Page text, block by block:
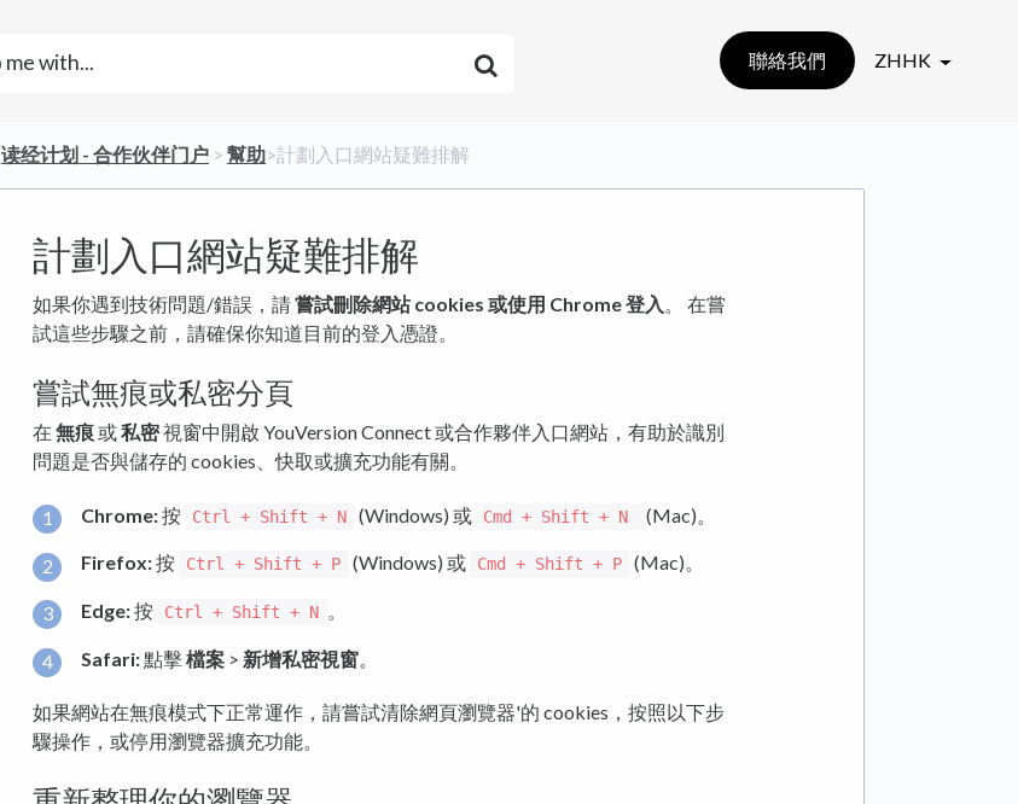
聯絡我們 ZHHK
​读经计划 - 合作伙伴门户 ​ > ​ ​幫助​>​ 計劃入口網站疑難排解
計劃入口網站疑難排解
如果你遇到技術問題/錯誤，請嘗試刪除網站 cookies 或使用 Chrome 登入 。 在嘗
試這些步驟之前，請確保你知道目前的登入憑證。
嘗試無痕或私密分頁
在 無痕或私密視窗中開啟 YouVersion Connect 或合作夥伴入口網站，有助於識別
問題是否與儲存的 cookies、快取或擴充功能有關。
Chrome:按 Ctrl + Shift + N (Windows) 或 Cmd + Shift + N (Mac)。
Firefox:按 Ctrl + Shift + P (Windows) 或 Cmd + Shift + P (Mac)。
Edge:按 Ctrl + Shift + N 。
Safari:點擊 檔案 > 新增私密視窗
如果網站在無痕模式下正常運作，請嘗試清除網頁瀏覽器'的 cookies，按照以下步
驟操作，或停用瀏覽器擴充功能。